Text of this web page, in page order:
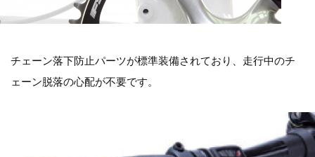
チェーン落下防止パーツが標準装備されており、走行中のチ
ェーン脱落の心配が不要です。